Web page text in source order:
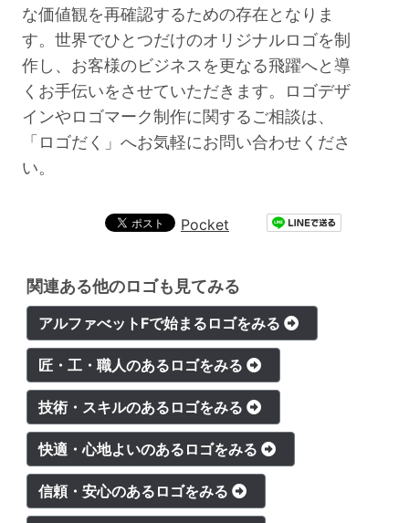
な価値観を再確認するための存在となりま
す。世界でひとつだけのオリジナルロゴを制
作し、お客様のビジネスを更なる飛躍へと導
くお手伝いをさせていただきます。ロゴデザ
インやロゴマーク制作に関するご相談は、
「ロゴだく」へお気軽にお問い合わせくださ
い。
Pocket
関連ある他のロゴも見てみる
アルファべットFで始まるロゴをみる
匠・工・職人のあるロゴをみる
技術・スキルのあるロゴをみる
快適・心地よいのあるロゴをみる
信頼・安心のあるロゴをみる